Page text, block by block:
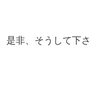
是非、そうして下さ